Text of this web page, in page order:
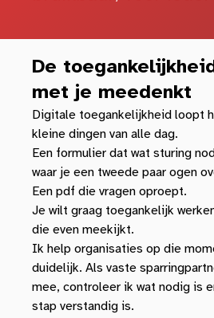
De
met je meedenkt
Digitale toegankelijkheid loopt
kleine dingen van alle dag.
Een formulier dat wat sturing
waar je een tweede paar ogen
Een pdf die vragen oproept.
Je wilt graag toegankelijk
die even meekijkt.
Ik help organisaties op die
duidelijk. Als vaste
mee, controleer ik wat nodig is
stap verstandig is.